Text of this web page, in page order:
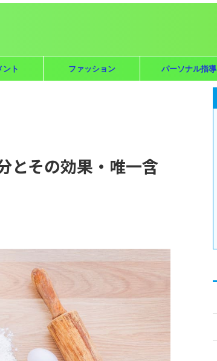
ント ファッション パーソナル指導
とその効果・唯一含